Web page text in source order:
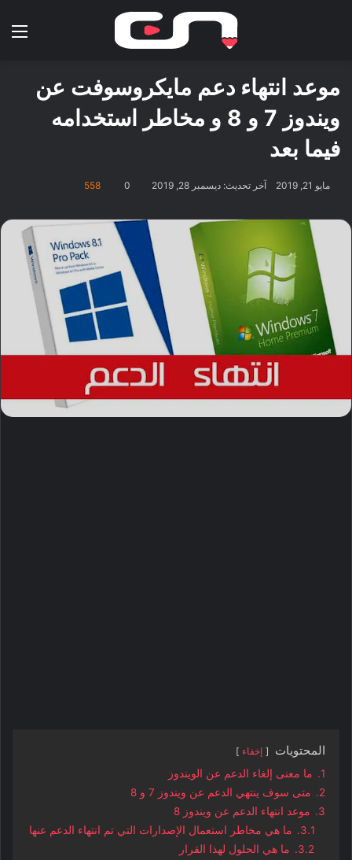
موعد انتهاء دعم مايكروسوفت عن
ويندوز 7 و 8 و مخاطر استخدامه
فيما بعد
مايو 21, 2019 آخر تحديث: ديسمبر 28, 2019 0
558
المحتويات إخفاء
1.
ما معنى إلغاء الدعم عن الويندوز
2.
متى سوف ينتهي الدعم عن ويندوز 7 و 8
3.
موعد انتهاء الدعم عن ويندوز 8
3.1.
ما هي مخاطر استعمال الإصدارات التي تم انتهاء الدعم عنها
3.2.
ما هي الحلول لهذا القرار